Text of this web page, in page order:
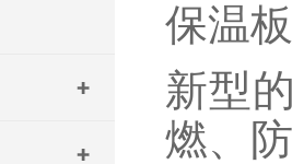
保温
新型
燃、